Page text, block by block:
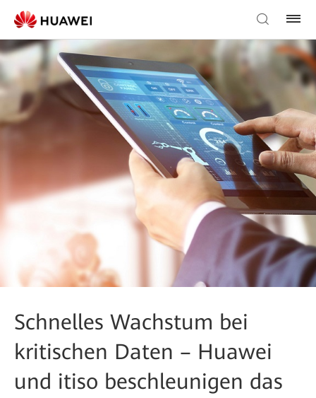
Schnelles Wachstum bei
kritischen Daten – Huawei
und itiso beschleunigen das